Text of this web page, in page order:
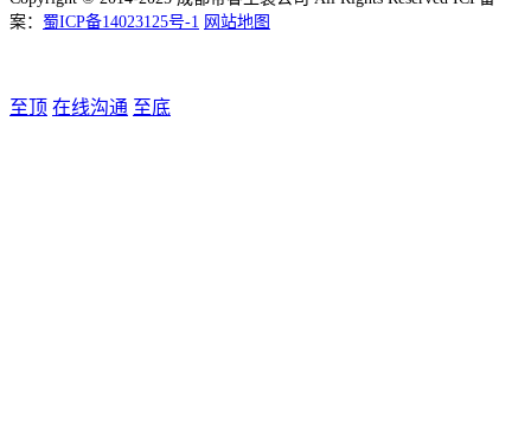
案： 蜀ICP备14023125号-1 网站地图
至顶 在线沟通 至底